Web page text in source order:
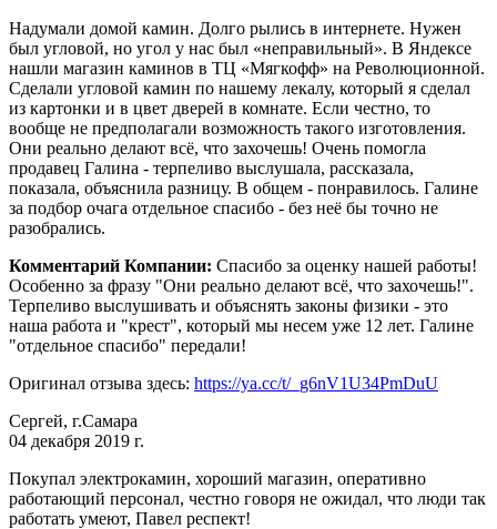
Надумали домой камин. Долго рылись в интернете. Нужен
был угловой, но угол у нас был «неправильный». В Яндексе
нашли магазин каминов в ТЦ «Мягкофф» на Революционной.
Сделали угловой камин по нашему лекалу, который я сделал
из картонки и в цвет дверей в комнате. Если честно, то
вообще не предполагали возможность такого изготовления.
Они реально делают всё, что захочешь! Очень помогла
продавец Галина - терпеливо выслушала, рассказала,
показала, объяснила разницу. В общем - понравилось. Галине
за подбор очага отдельное спасибо - без неё бы точно не
разобрались.
Комментарий Компании: Спасибо за оценку нашей работы!
Особенно за фразу "Они реально делают всё, что захочешь!".
Терпеливо выслушивать и объяснять законы физики - это
наша работа и "крест", который мы несем уже 12 лет. Галине
"отдельное спасибо" передали!
Оригинал отзыва здесь: https://ya.cc/t/_g6nV1U34PmDuU
Сергей, г.Самара
04 декабря 2019 г.
Покупал электрокамин, хороший магазин, оперативно
работающий персонал, честно говоря не ожидал, что люди так
работать умеют, Павел респект!